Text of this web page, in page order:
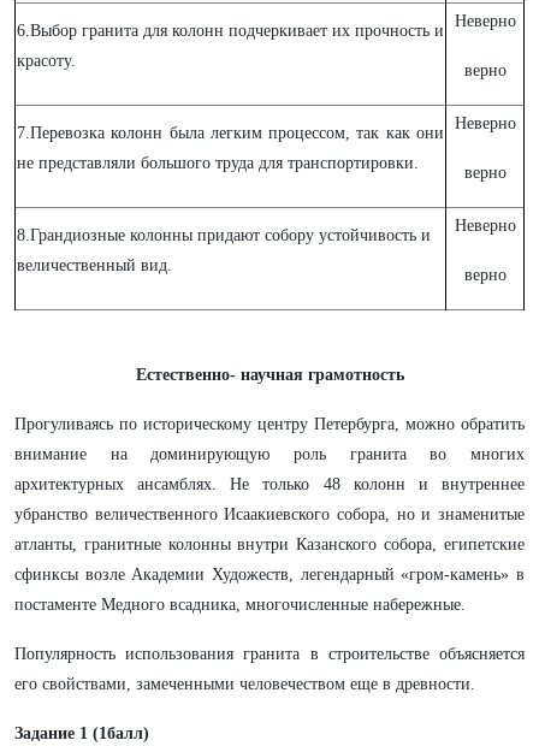
6.Выбор гранита для колонн подчеркивает их прочность и
красоту.
Неверно
верно
7.Перевозка колонн была легким процессом, так как они
не представляли большого труда для транспортировки.
Неверно
верно
8.Грандиозные колонны придают собору устойчивость и
величественный вид.
Неверно
верно
Естественно- научная грамотность
Прогуливаясь по историческому центру Петербурга, можно обратить
внимание на доминирующую роль гранита во многих
архитектурных ансамблях. Не только 48 колонн и внутреннее
убранство величественного Исаакиевского собора, но и знаменитые
атланты, гранитные колонны внутри Казанского собора, египетские
сфинксы возле Академии Художеств, легендарный «гром-камень» в
постаменте Медного всадника, многочисленные набережные.
Популярность использования гранита в строительстве объясняется
его свойствами, замеченными человечеством еще в древности.
Задание 1 (1балл)